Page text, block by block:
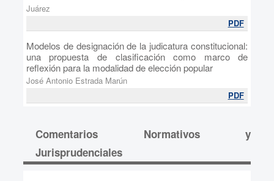
Juárez
PDF
Modelos de designación de la judicatura constitucional:
una propuesta de clasificación como marco de
reflexión para la modalidad de elección popular
José Antonio Estrada Marún
PDF
Comentarios Normativos y
Jurisprudenciales